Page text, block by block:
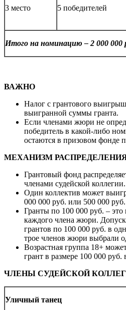
3 место 5 победителей
Итого на номинацию – 2 000 000
ВАЖНО
Налог с грантового
выигранной суммы гранта.
Если членами жюри не
победитель в какой-либо
остаются в призовом фонде
МЕХАНИЗМ
Грантовый фонд
членами судейской коллегии.
Один коллектив может
000 000 руб. или 500 000 руб.
Гранты по 100 000 руб. –
каждого члена жюри.
грантов по 100 000 руб. в
трое членов жюри выбрали
Возрастная группа 18+
грант в размере 100 000
ЧЛЕНЫ СУДЕЙСКОЙ
Уличный танец